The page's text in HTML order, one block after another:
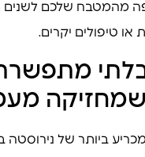
מהמטבח שלכם לשנים
או טיפולים יקרים.
ביותר של נירוסטה